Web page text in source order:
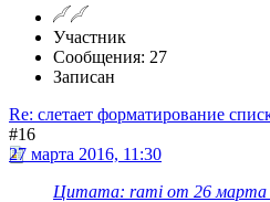
Участник
Сообщения: 27
Записан
Re: слетает форматирование
#16
27 марта 2016, 11:30
Цитата: rami от 26 марта